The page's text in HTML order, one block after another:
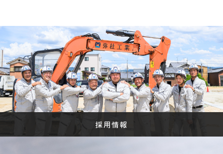
採用情報